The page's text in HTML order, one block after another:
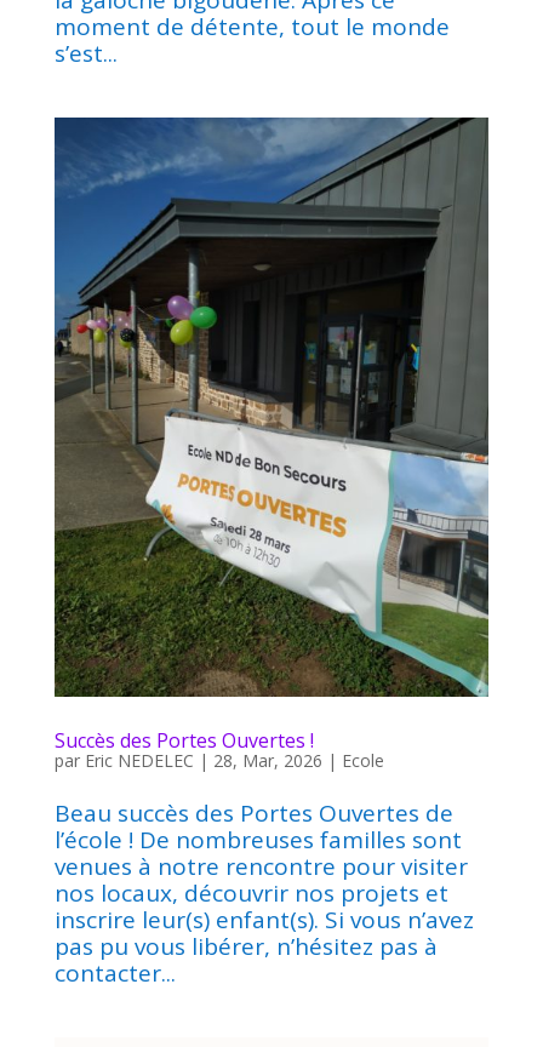
moment de détente, tout le monde
s’est...
Succès des Portes Ouvertes !
par Eric NEDELEC | 28, Mar, 2026 | Ecole
Beau succès des Portes Ouvertes de
l’école ! De nombreuses familles sont
venues à notre rencontre pour visiter
nos locaux, découvrir nos projets et
inscrire leur(s) enfant(s). Si vous n’avez
pas pu vous libérer, n’hésitez pas à
contacter...